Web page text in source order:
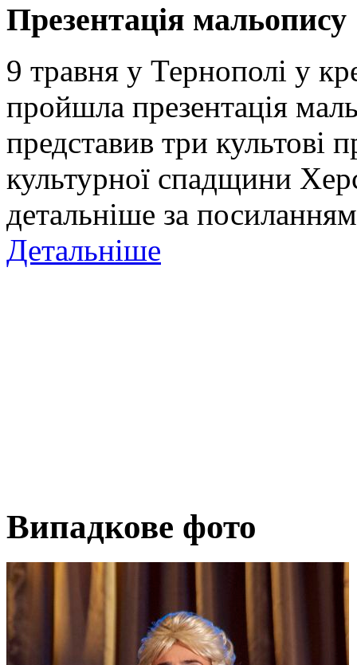
Презентація
9 травня у Тернополі у
пройшла презентація
представив три культові
культурної спадщини
детальніше за
Детальніше
Випадкове фото